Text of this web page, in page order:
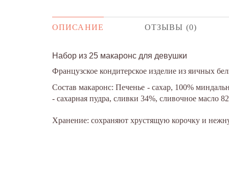
ОПИСАНИЕ ОТЗЫВЫ (0)
Набор из 25 макаронс для девушки
Французское кондитерское изделие из яичных
Состав макаронс: Печенье - сахар, 100%
- сахарная пудра, сливки 34%, сливочное масло
Хранение: сохраняют хрустящую корочку и